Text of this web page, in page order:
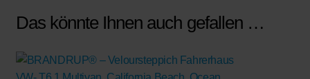
Das könnte Ihnen auch gefallen …